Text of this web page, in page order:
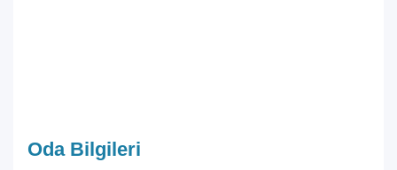
kiralanabilir mi?
Evet, villanın hemen yanında bulunan Villa Sunny 1 ve Villa
Oda Bilgileri